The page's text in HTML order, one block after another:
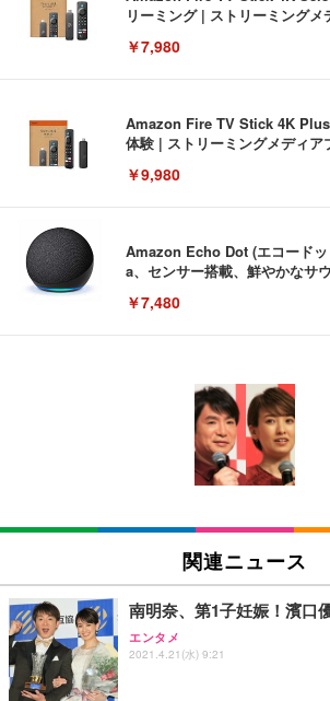
リーミング | ストリーミングメ
￥7,980
Amazon Fire TV Stick 4K
体験 | ストリーミングメディア
￥9,980
Amazon Echo Dot (エコード
a、センサー搭載、鮮やかなサ
￥7,480
[EdoErgo] オフィスチェア 椅
い 跳ね上げ式アームレスト コ
キング pc 事務椅子 360度回転
ン樹脂ベース 通気性メッシュ
(黒網+黒枠+黒足)
SIHOO B100 オフィスチェア
ュチェア 人間工学 疲れない ブ
￥27,999
Sezlife オフィスチェア デスク
EIZO ビジネス向けプレミアム
EV3240X-WT | 31.5型4K UHD
￥105,595
EIZO ビジネス向けプレミアム
￥109,572
【純正品】27"ゲーミングモニ
Amazonベーシック ペットシ
回使い捨て 無香料 ホワイト 300
Amazonベーシック ペットシ
x2袋(84枚) ホワイト(吸収面:ラ
￥3,234
ネオ・ルーライフ ネオ・オム
関連ニュース
南明奈、第1子妊娠！濱口
エンタメ
2021.4.21(水) 9:21